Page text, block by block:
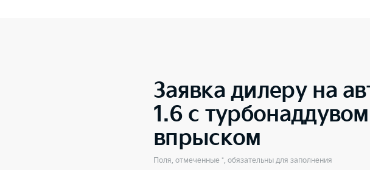
Заявка дилеру на
1.6 с
впрыском
Поля, отмеченные *, обязательны для заполнения